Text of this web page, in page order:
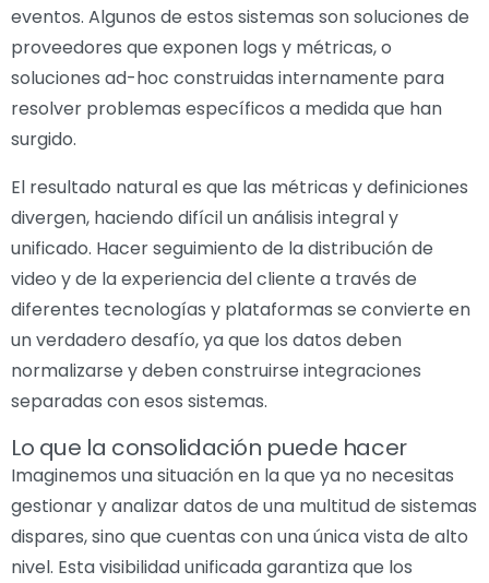
eventos. Algunos de estos sistemas son soluciones de
proveedores que exponen logs y métricas, o
soluciones ad-hoc construidas internamente para
resolver problemas específicos a medida que han
surgido.
El resultado natural es que las métricas y definiciones
divergen, haciendo difícil un análisis integral y
unificado. Hacer seguimiento de la distribución de
video y de la experiencia del cliente a través de
diferentes tecnologías y plataformas se convierte en
un verdadero desafío, ya que los datos deben
normalizarse y deben construirse integraciones
separadas con esos sistemas.
Lo que la consolidación puede hacer
Imaginemos una situación en la que ya no necesitas
gestionar y analizar datos de una multitud de sistemas
dispares, sino que cuentas con una única vista de alto
nivel. Esta visibilidad unificada garantiza que los